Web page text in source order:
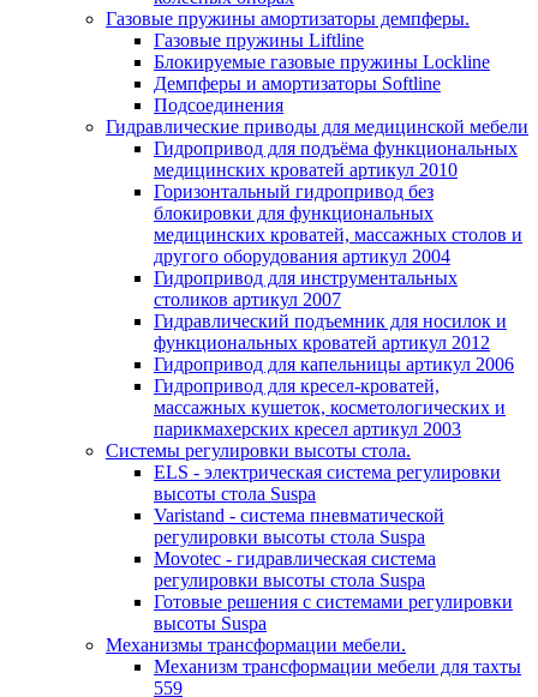
Газовые пружины амортизаторы демпферы.
Газовые пружины Liftline
Блокируемые газовые пружины Lockline
Демпферы и амортизаторы Softline
Подсоединения
Гидравлические приводы для медицинской мебели
Гидропривод для подъёма функциональных
медицинских кроватей артикул 2010
Горизонтальный гидропривод без
блокировки для функциональных
медицинских кроватей, массажных столов и
другого оборудования артикул 2004
Гидропривод для инструментальных
столиков артикул 2007
Гидравлический подъемник для носилок и
функциональных кроватей артикул 2012
Гидропривод для капельницы артикул 2006
Гидропривод для кресел-кроватей,
массажных кушеток, косметологических и
парикмахерских кресел артикул 2003
Системы регулировки высоты стола.
ELS - электрическая система регулировки
высоты стола Suspa
Varistand - система пневматической
регулировки высоты стола Suspa
Movotec - гидравлическая система
регулировки высоты стола Suspa
Готовые решения с системами регулировки
высоты Suspa
Механизмы трансформации мебели.
Механизм трансформации мебели для тахты
559